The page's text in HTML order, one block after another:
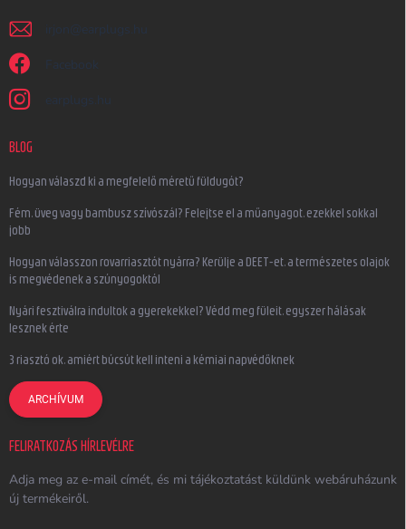
irjon @ earplugs.hu
Facebook
earplugs.hu
BLOG
Hogyan válaszd ki a megfelelő méretű füldugót?
Fém, üveg vagy bambusz szívószál? Felejtse el a műanyagot, ezekkel sokkal
jobb
Hogyan válasszon rovarriasztót nyárra? Kerülje a DEET-et, a természetes olajok
is megvédenek a szúnyogoktól
Nyári fesztiválra indultok a gyerekekkel? Védd meg füleit, egyszer hálásak
lesznek érte
3 riasztó ok, amiért búcsút kell inteni a kémiai napvédőknek
ARCHÍVUM
FELIRATKOZÁS HÍRLEVÉLRE
Adja meg az e-mail címét, és mi tájékoztatást küldünk webáruházunk
új termékeiről.